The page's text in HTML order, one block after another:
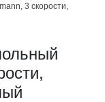
3 скорости,